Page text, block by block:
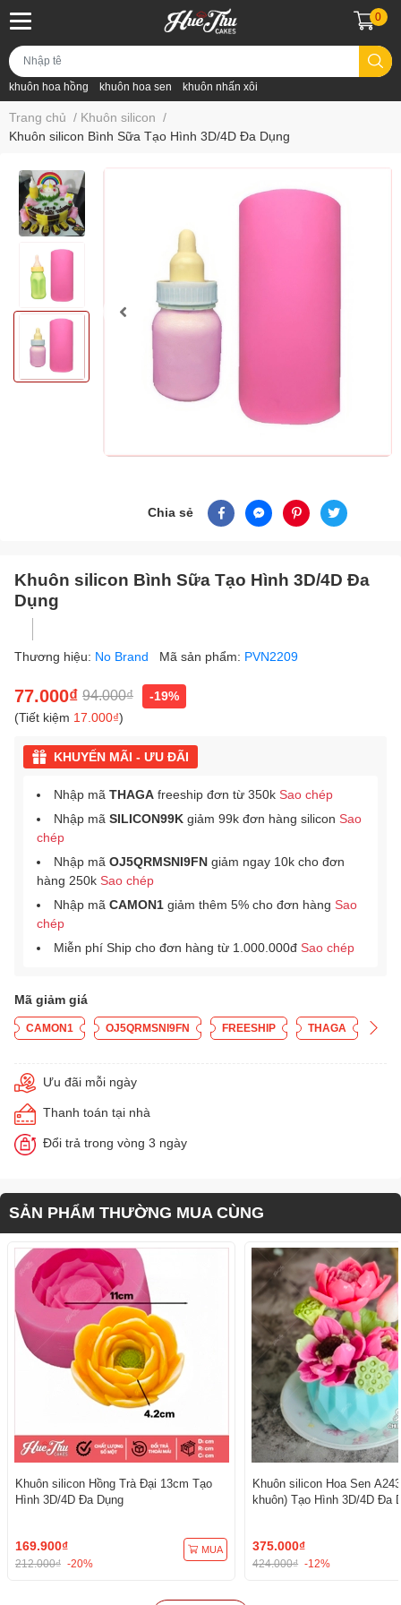
khuôn hoa hồng khuôn hoa sen khuôn nhấn xôi
0
Trang chủ / Khuôn silicon /
Khuôn silicon Bình Sữa Tạo Hình 3D/4D Đa Dụng
Chia sẻ
Khuôn silicon Bình Sữa Tạo Hình 3D/4D Đa
Dụng
Thương hiệu: No Brand Mã sản phẩm: PVN2209
77.000₫ 94.000₫
-19%
(Tiết kiệm 17.000₫)
KHUYẾN MÃI - ƯU ĐÃI
Nhập mã THAGA freeship đơn từ 350k Sao chép
Nhập mã SILICON99K giảm 99k đơn hàng silicon Sao
chép
Nhập mã OJ5QRMSNI9FN giảm ngay 10k cho đơn
hàng 250k Sao chép
Nhập mã CAMON1 giảm thêm 5% cho đơn hàng Sao
chép
Miễn phí Ship cho đơn hàng từ 1.000.000đ Sao chép
Mã giảm giá
CAMON1 OJ5QRMSNI9FN FREESHIP THAGA
Ưu đãi mỗi ngày
Thanh toán tại nhà
Đổi trả trong vòng 3 ngày
SẢN PHẨM THƯỜNG MUA CÙNG
Khuôn silicon Hồng Trà Đại 13cm Tạo
Hình 3D/4D Đa Dụng
169.900₫
212.000₫ -20%
MUA
Khuôn silicon Hoa Sen
khuôn) Tạo Hình 3D/4D Đa
375.000₫
424.000₫ -12%